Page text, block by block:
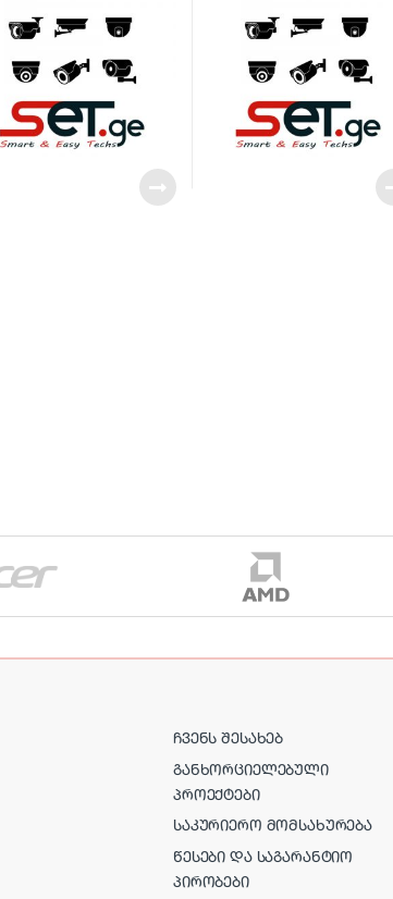
ᲩᲕᲔᲜᲡ ᲨᲔᲡᲐᲮᲔᲑ
ᲒᲐᲜᲮᲝᲠᲪᲘᲔᲚᲔᲑᲣᲚᲘ
ᲞᲠᲝᲔᲥᲢᲔᲑᲘ
ᲡᲐᲙᲣᲠᲘᲔᲠᲝ ᲛᲝᲛᲡᲐᲮᲣᲠᲔᲑᲐ
ᲬᲔᲡᲔᲑᲘ ᲓᲐ ᲡᲐᲒᲐᲠᲐᲜᲢᲘᲝ
ᲞᲘᲠᲝᲑᲔᲑᲘ